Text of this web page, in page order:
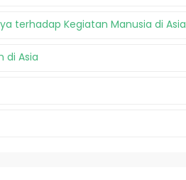
terhadap Kegiatan Manusia di Asia
di Asia